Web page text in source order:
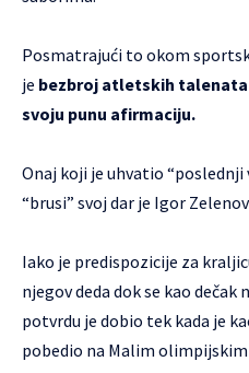
Posmatrajući to okom
je bezbroj atletskih
svoju punu afirmaciju.
Onaj koji je uhvatio “poslednji
“brusi” svoj dar je Igor
Iako je predispozicije za
njegov deda dok se kao
potvrdu je dobio tek kada je
pobedio na Malim